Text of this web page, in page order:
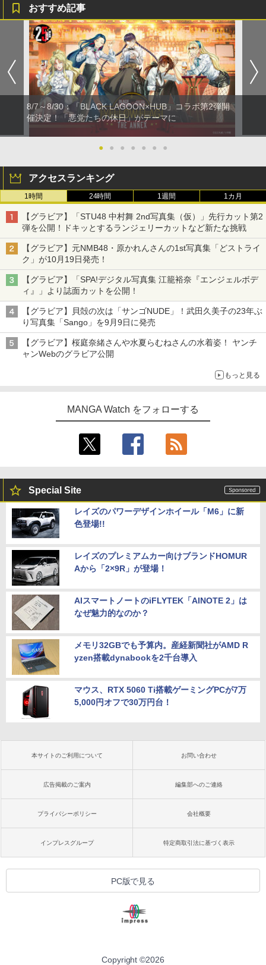
おすすめ記事
8/7～8/30：「BLACK LAGOON×HUB」コラボ第2弾開
催決定！「悪党たちの休日」がテーマに
● ● ● ● ● ● ●
アクセスランキング
1時間 24時間 1週間 1カ月
【グラビア】「STU48 中村舞 2nd写真集（仮）」先行カット第2
弾を公開！ドキッとするランジェリーカットなど新たな挑戦
【グラビア】元NMB48・原かれんさんの1st写真集「どストライ
ク」が10月19日発売！
【グラビア】「SPA!デジタル写真集 江籠裕奈『エンジェルボデ
ィ』」より誌面カットを公開！
【グラビア】貝殻の次は「サンゴNUDE」！武田久美子の23年ぶ
り写真集「Sango」を9月9日に発売
【グラビア】桜庭奈緒さんや水夏らむねさんの水着姿！ ヤンチ
ャンWebのグラビア公開
もっと見る
MANGA Watch をフォローする
Special Site
レイズのパワーデザインホイール「M6」に新
色登場!!
レイズのプレミアムカー向けブランドHOMUR
Aから「2×9R」が登場！
AIスマートノートのiFLYTEK「AINOTE 2」は
なぜ魅力的なのか？
メモリ32GBでも予算内。産経新聞社がAMD R
yzen搭載dynabookを2千台導入
マウス、RTX 5060 Ti搭載ゲーミングPCが7万
5,000円オフで30万円台！
本サイトのご利用について お問い合わせ
広告掲載のご案内 編集部へのご連絡
プライバシーポリシー 会社概要
インプレスグループ 特定商取引法に基づく表示
PC版で見る
Copyright ©2026